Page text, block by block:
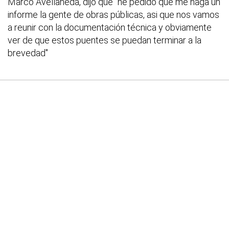
informe la gente de obras públicas, asi que nos vamos
a reunir con la documentación técnica y obviamente
ver de que estos puentes se puedan terminar a la
brevedad"